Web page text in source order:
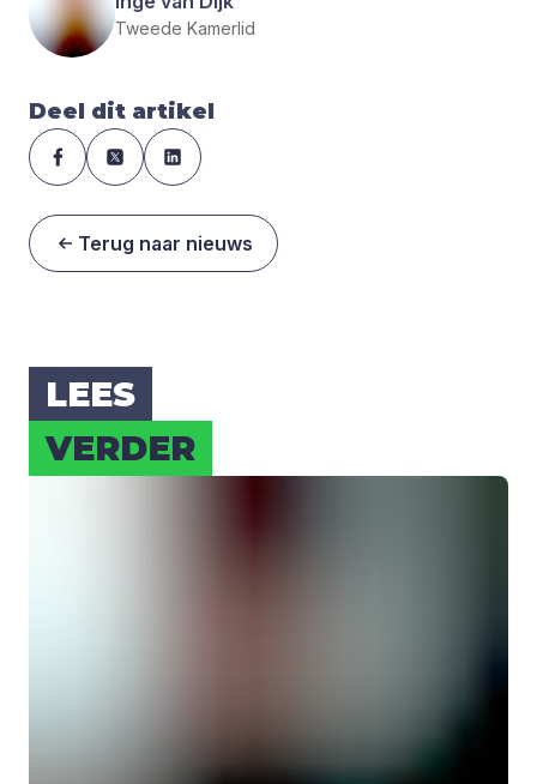
Tweede Kamerlid
Deel dit artikel
Terug naar nieuws
LEES
VER­DER